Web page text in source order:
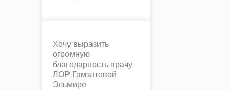
Хочу выразить
огромную
благодарность врачу
ЛОР Гамзатовой
Эльмире